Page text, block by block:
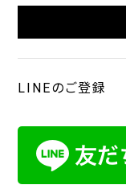
LINEのご登録